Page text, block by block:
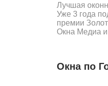
Лучшая
Уже 3 года
премии
Окна Медиа
Окна по